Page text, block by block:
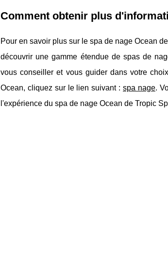
Comment obtenir plus
Pour en savoir plus sur le spa de nage Ocean
découvrir une gamme étendue de spas de
vous conseiller et vous guider dans votre
Ocean, cliquez sur le lien suivant : spa nage.
l'expérience du spa de nage Ocean de Tropic